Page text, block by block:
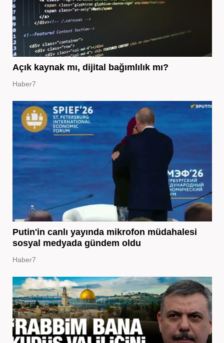
Açık kaynak mı, dijital bağımlılık mı?
Haber7
Putin'in canlı yayında mikrofon müdahalesi
sosyal medyada gündem oldu
Haber7